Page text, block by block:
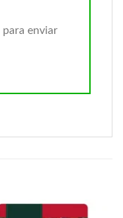
para enviar